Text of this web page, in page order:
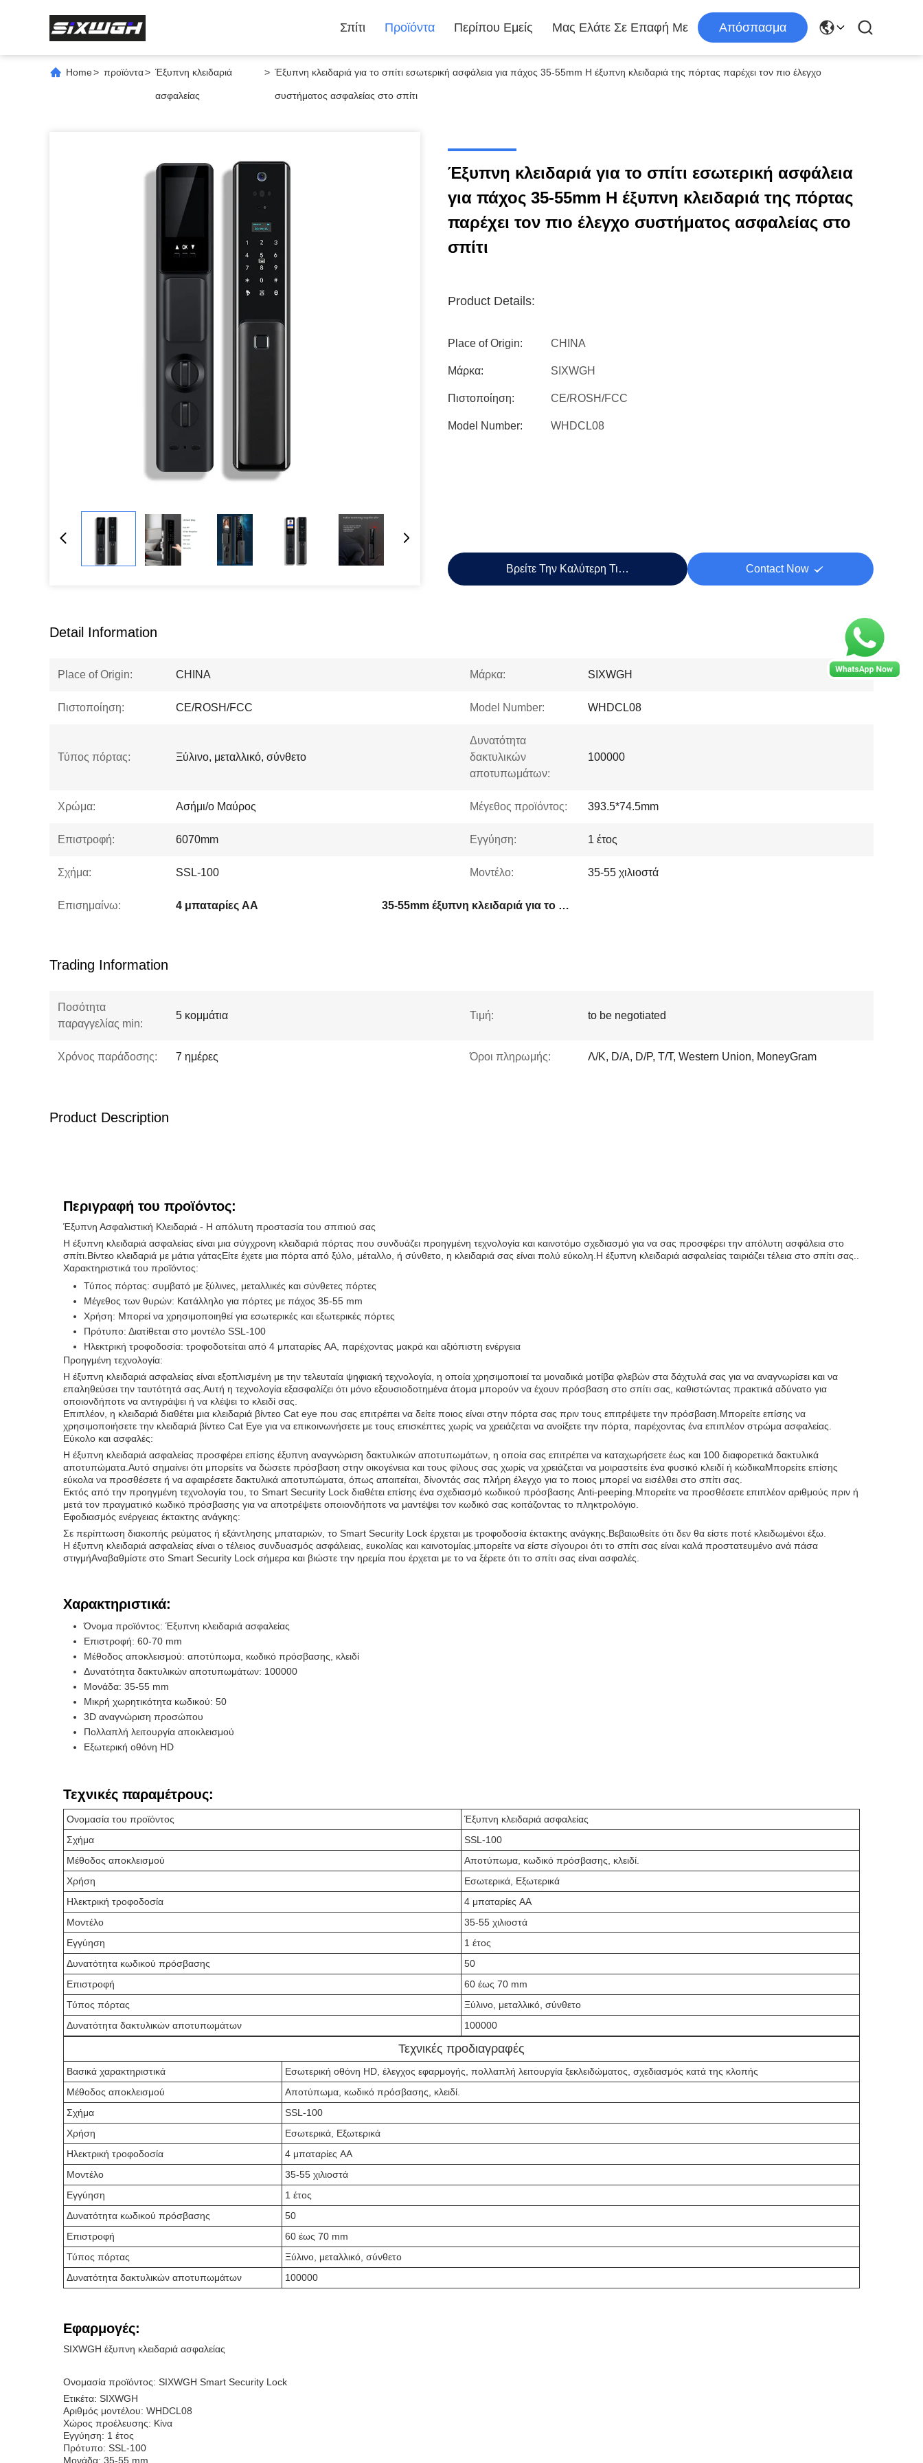
Σπίτι Προϊόντα Περίπου Εμείς Μας Ελάτε Σε Επαφή Με Απόσπασμα
Home> προϊόντα> Έξυπνη κλειδαριά
ασφαλείας
> Έξυπνη κλειδαριά για το σπίτι εσωτερική ασφάλεια για πάχος 35-55mm Η έξυπνη κλειδαριά της πόρτας παρέχει τον πιο έλεγχο
συστήματος ασφαλείας στο σπίτι
Έξυπνη κλειδαριά για το σπίτι εσωτερική ασφάλεια
για πάχος 35-55mm Η έξυπνη κλειδαριά της πόρτας
παρέχει τον πιο έλεγχο συστήματος ασφαλείας στο
σπίτι
Product Details:
Place of Origin: CHINA
Μάρκα: SIXWGH
Πιστοποίηση: CE/ROSH/FCC
Model Number: WHDCL08
Βρείτε Την Καλύτερη Τιμή Contact Now
Detail Information
Place of Origin: CHINA Μάρκα: SIXWGH
Πιστοποίηση: CE/ROSH/FCC Model Number: WHDCL08
Τύπος πόρτας: Ξύλινο, μεταλλικό, σύνθετο
Δυνατότητα
δακτυλικών
αποτυπωμάτων:
100000
Χρώμα: Ασήμι/ο Μαύρος Μέγεθος προϊόντος: 393.5*74.5mm
Επιστροφή: 6070mm Εγγύηση: 1 έτος
Σχήμα: SSL-100 Μοντέλο: 35-55 χιλιοστά
Επισημαίνω: 4 μπαταρίες AA 35-55mm έξυπνη κλειδαριά για το σπίτι
Trading Information
Ποσότητα
παραγγελίας min:
5 κομμάτια Τιμή: to be negotiated
Χρόνος παράδοσης: 7 ημέρες Όροι πληρωμής: Λ/Κ, D/A, D/P, T/T, Western Union, MoneyGram
Product Description
Περιγραφή του προϊόντος:
Έξυπνη Ασφαλιστική Κλειδαριά - Η απόλυτη προστασία του σπιτιού σας
Η έξυπνη κλειδαριά ασφαλείας είναι μια σύγχρονη κλειδαριά πόρτας που συνδυάζει προηγμένη τεχνολογία και καινοτόμο σχεδιασμό για να σας προσφέρει την απόλυτη ασφάλεια στο
σπίτι.Βίντεο κλειδαριά με μάτια γάταςΕίτε έχετε μια πόρτα από ξύλο, μέταλλο, ή σύνθετο, η κλειδαριά σας είναι πολύ εύκολη.Η έξυπνη κλειδαριά ασφαλείας ταιριάζει τέλεια στο σπίτι σας..
Χαρακτηριστικά του προϊόντος:
Τύπος πόρτας: συμβατό με ξύλινες, μεταλλικές και σύνθετες πόρτες
Μέγεθος των θυρών: Κατάλληλο για πόρτες με πάχος 35-55 mm
Χρήση: Μπορεί να χρησιμοποιηθεί για εσωτερικές και εξωτερικές πόρτες
Πρότυπο: Διατίθεται στο μοντέλο SSL-100
Ηλεκτρική τροφοδοσία: τροφοδοτείται από 4 μπαταρίες AA, παρέχοντας μακρά και αξιόπιστη ενέργεια
Προηγμένη τεχνολογία:
Η έξυπνη κλειδαριά ασφαλείας είναι εξοπλισμένη με την τελευταία ψηφιακή τεχνολογία, η οποία χρησιμοποιεί τα μοναδικά μοτίβα φλεβών στα δάχτυλά σας για να αναγνωρίσει και να
επαληθεύσει την ταυτότητά σας.Αυτή η τεχνολογία εξασφαλίζει ότι μόνο εξουσιοδοτημένα άτομα μπορούν να έχουν πρόσβαση στο σπίτι σας, καθιστώντας πρακτικά αδύνατο για
οποιονδήποτε να αντιγράψει ή να κλέψει το κλειδί σας.
Επιπλέον, η κλειδαριά διαθέτει μια κλειδαριά βίντεο Cat eye που σας επιτρέπει να δείτε ποιος είναι στην πόρτα σας πριν τους επιτρέψετε την πρόσβαση.Μπορείτε επίσης να
χρησιμοποιήσετε την κλειδαριά βίντεο Cat Eye για να επικοινωνήσετε με τους επισκέπτες χωρίς να χρειάζεται να ανοίξετε την πόρτα, παρέχοντας ένα επιπλέον στρώμα ασφαλείας.
Εύκολο και ασφαλές:
Η έξυπνη κλειδαριά ασφαλείας προσφέρει επίσης έξυπνη αναγνώριση δακτυλικών αποτυπωμάτων, η οποία σας επιτρέπει να καταχωρήσετε έως και 100 διαφορετικά δακτυλικά
αποτυπώματα.Αυτό σημαίνει ότι μπορείτε να δώσετε πρόσβαση στην οικογένεια και τους φίλους σας χωρίς να χρειάζεται να μοιραστείτε ένα φυσικό κλειδί ή κώδικαΜπορείτε επίσης
εύκολα να προσθέσετε ή να αφαιρέσετε δακτυλικά αποτυπώματα, όπως απαιτείται, δίνοντάς σας πλήρη έλεγχο για το ποιος μπορεί να εισέλθει στο σπίτι σας.
Εκτός από την προηγμένη τεχνολογία του, το Smart Security Lock διαθέτει επίσης ένα σχεδιασμό κωδικού πρόσβασης Anti-peeping.Μπορείτε να προσθέσετε επιπλέον αριθμούς πριν ή
μετά τον πραγματικό κωδικό πρόσβασης για να αποτρέψετε οποιονδήποτε να μαντέψει τον κωδικό σας κοιτάζοντας το πληκτρολόγιο.
Εφοδιασμός ενέργειας έκτακτης ανάγκης:
Σε περίπτωση διακοπής ρεύματος ή εξάντλησης μπαταριών, το Smart Security Lock έρχεται με τροφοδοσία έκτακτης ανάγκης.Βεβαιωθείτε ότι δεν θα είστε ποτέ κλειδωμένοι έξω.
Η έξυπνη κλειδαριά ασφαλείας είναι ο τέλειος συνδυασμός ασφάλειας, ευκολίας και καινοτομίας.μπορείτε να είστε σίγουροι ότι το σπίτι σας είναι καλά προστατευμένο ανά πάσα
στιγμήΑναβαθμίστε στο Smart Security Lock σήμερα και βιώστε την ηρεμία που έρχεται με το να ξέρετε ότι το σπίτι σας είναι ασφαλές.
Χαρακτηριστικά:
Όνομα προϊόντος: Έξυπνη κλειδαριά ασφαλείας
Επιστροφή: 60-70 mm
Μέθοδος αποκλεισμού: αποτύπωμα, κωδικό πρόσβασης, κλειδί
Δυνατότητα δακτυλικών αποτυπωμάτων: 100000
Μονάδα: 35-55 mm
Μικρή χωρητικότητα κωδικού: 50
3D αναγνώριση προσώπου
Πολλαπλή λειτουργία αποκλεισμού
Εξωτερική οθόνη HD
Τεχνικές παραμέτρους:
Ονομασία του προϊόντος
Έξυπνη κλειδαριά ασφαλείας
Σχήμα
SSL-100
Μέθοδος αποκλεισμού
Αποτύπωμα, κωδικό πρόσβασης, κλειδί.
Χρήση
Εσωτερικά, Εξωτερικά
Ηλεκτρική τροφοδοσία
4 μπαταρίες AA
Μοντέλο
35-55 χιλιοστά
Εγγύηση
1 έτος
Δυνατότητα κωδικού πρόσβασης
50
Επιστροφή
60 έως 70 mm
Τύπος πόρτας
Ξύλινο, μεταλλικό, σύνθετο
Δυνατότητα δακτυλικών αποτυπωμάτων
100000
Τεχνικές προδιαγραφές
Βασικά χαρακτηριστικά
Εσωτερική οθόνη HD, έλεγχος εφαρμογής, πολλαπλή λειτουργία ξεκλειδώματος, σχεδιασμός κατά της κλοπής
Μέθοδος αποκλεισμού
Αποτύπωμα, κωδικό πρόσβασης, κλειδί.
Σχήμα
SSL-100
Χρήση
Εσωτερικά, Εξωτερικά
Ηλεκτρική τροφοδοσία
4 μπαταρίες AA
Μοντέλο
35-55 χιλιοστά
Εγγύηση
1 έτος
Δυνατότητα κωδικού πρόσβασης
50
Επιστροφή
60 έως 70 mm
Τύπος πόρτας
Ξύλινο, μεταλλικό, σύνθετο
Δυνατότητα δακτυλικών αποτυπωμάτων
100000
Εφαρμογές:
SIXWGH έξυπνη κλειδαριά ασφαλείας
Ονομασία προϊόντος: SIXWGH Smart Security Lock
Ετικέτα: SIXWGH
Αριθμός μοντέλου: WHDCL08
Χώρος προέλευσης: Κίνα
Εγγύηση: 1 έτος
Πρότυπο: SSL-100
Μονάδα: 35-55 mm